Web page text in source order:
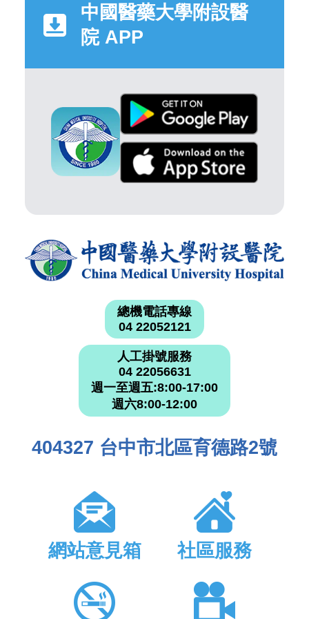
中國醫藥大學附設醫
院 APP
總機電話專線
04 22052121
人工掛號服務
04 22056631
週一至週五:8:00-17:00
週六8:00-12:00
404327 台中市北區育德路2號
網站意見箱 社區服務